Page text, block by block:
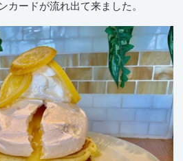
カードが流れ出て来ました。